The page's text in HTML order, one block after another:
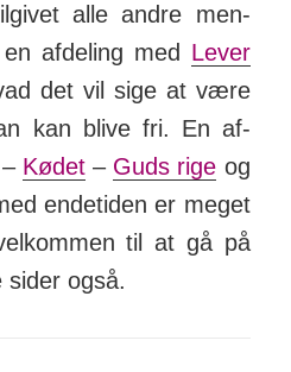
alle andre men­
af­­deling med Lever
det vil sige at være
kan blive fri. En af­
– Kødet – Guds rige og
ende­tiden er meget
til at gå på
sider også.